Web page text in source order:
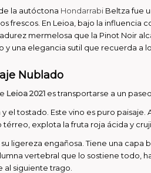
la autóctona Hondarrabi Beltza fue
frescos. En Leioa, bajo la
mermelosa que la Pinot Noir
y una elegancia sutil que recuerda a
Nublado
Leioa 2021 es transportarse a un
y el tostado. Este vino es puro
térreo, explota la fruta roja ácida y
ligereza engañosa. Tiene una capa
vertebral que lo sostiene todo,
siguiente trago.